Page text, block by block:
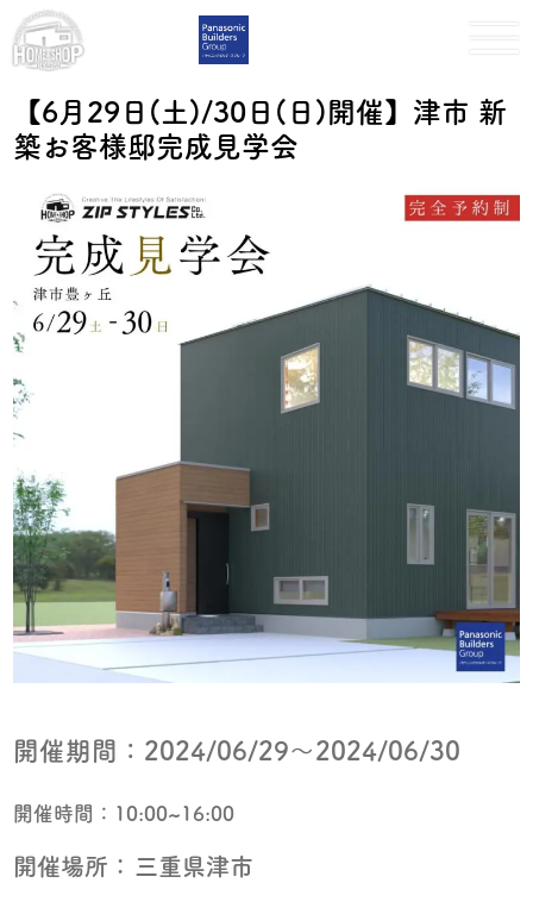
【6月29日(土)/30日(日)開催】津市 新
築お客様邸完成見学会
開催期間： 2024/06/29〜2024/06/30
開催時間： 10:00~16:00
開催場所： 三重県津市